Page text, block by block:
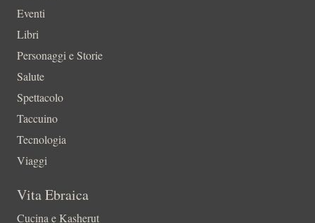
Eventi
Libri
Personaggi e Storie
Salute
Spettacolo
Taccuino
Tecnologia
Viaggi
Vita Ebraica
Cucina e Kasherut